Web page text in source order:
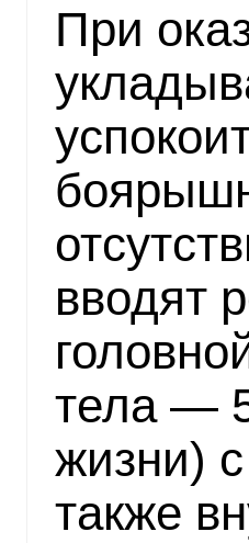
При
вводят
тела —
жизни)
также